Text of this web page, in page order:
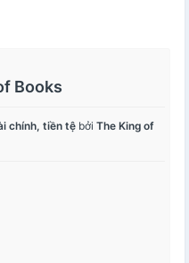
Books
chính, tiền tệ bởi The King of